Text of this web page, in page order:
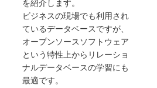
を紹介します。
ビジネスの現場でも利用され
ているデータベースですが、
オープンソースソフトウェア
という特性上からリレーショ
ナルデータベースの学習にも
最適です。